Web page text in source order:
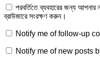
পরবর্তিতে ব্যবহারের জন্য আপনার
ব্রাউজারে সংরক্ষণ করুন।
Notify me of follow-up
Notify me of new posts